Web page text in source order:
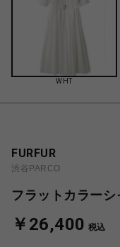
WHT
FURFUR
渋谷PARCO
フラットカラー
￥26,400 税込